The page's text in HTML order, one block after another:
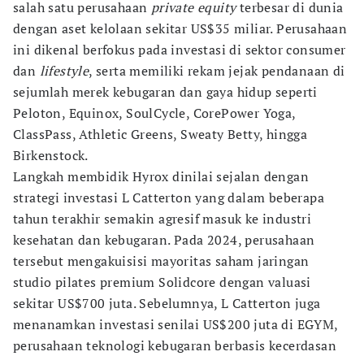
salah satu perusahaan private equityterbesar di dunia
dengan aset kelolaan sekitar US$35 miliar. Perusahaan
ini dikenal berfokus pada investasi di sektor consumer
dan lifestyle, serta memiliki rekam jejak pendanaan di
sejumlah merek kebugaran dan gaya hidup seperti
Peloton, Equinox, SoulCycle, CorePower Yoga,
ClassPass, Athletic Greens, Sweaty Betty, hingga
Birkenstock.
Langkah membidik Hyrox dinilai sejalan dengan
strategi investasi L Catterton yang dalam beberapa
tahun terakhir semakin agresif masuk ke industri
kesehatan dan kebugaran. Pada 2024, perusahaan
tersebut mengakuisisi mayoritas saham jaringan
studio pilates premium Solidcore dengan valuasi
sekitar US$700 juta. Sebelumnya, L Catterton juga
menanamkan investasi senilai US$200 juta di EGYM,
perusahaan teknologi kebugaran berbasis kecerdasan